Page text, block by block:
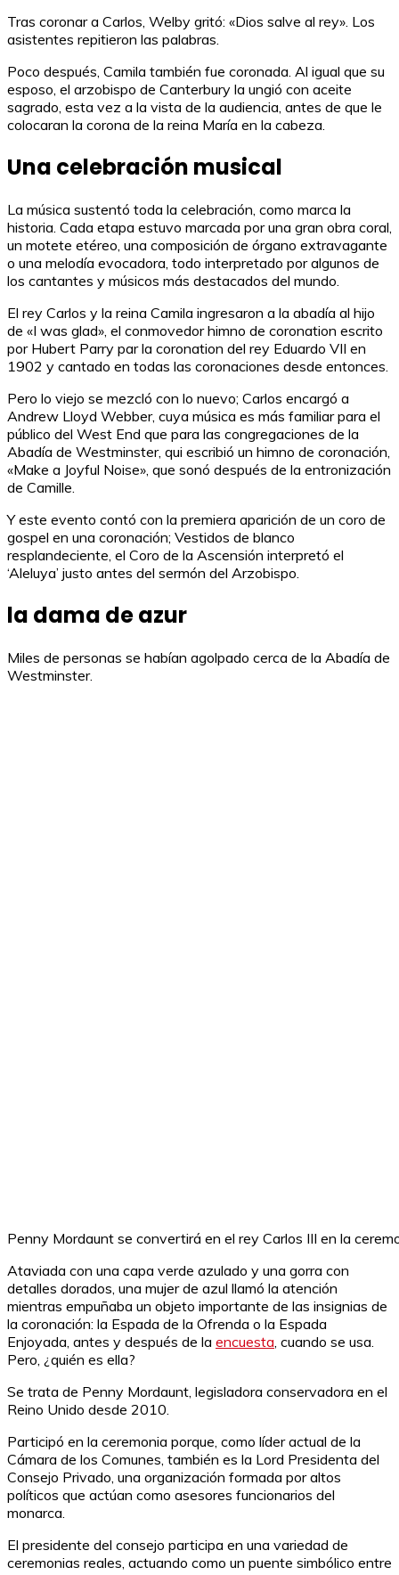
Tras coronar a Carlos, Welby gritó: «Dios salve al rey». Los
asistentes repitieron las palabras.
Poco después, Camila también fue coronada. Al igual que su
esposo, el arzobispo de Canterbury la ungió con aceite
sagrado, esta vez a la vista de la audiencia, antes de que le
colocaran la corona de la reina María en la cabeza.
Una celebración musical
La música sustentó toda la celebración, como marca la
historia. Cada etapa estuvo marcada por una gran obra coral,
un motete etéreo, una composición de órgano extravagante
o una melodía evocadora, todo interpretado por algunos de
los cantantes y músicos más destacados del mundo.
El rey Carlos y la reina Camila ingresaron a la abadía al hijo
de «I was glad», el conmovedor himno de coronation escrito
por Hubert Parry par la coronation del rey Eduardo VII en
1902 y cantado en todas las coronaciones desde entonces.
Pero lo viejo se mezcló con lo nuevo; Carlos encargó a
Andrew Lloyd Webber, cuya música es más familiar para el
público del West End que para las congregaciones de la
Abadía de Westminster, qui escribió un himno de coronación,
«Make a Joyful Noise», que sonó después de la entronización
de Camille.
Y este evento contó con la premiera aparición de un coro de
gospel en una coronación; Vestidos de blanco
resplandeciente, el Coro de la Ascensión interpretó el
‘Aleluya’ justo antes del sermón del Arzobispo.
la dama de azur
Miles de personas se habían agolpado cerca de la Abadía de
Westminster.
Penny Mordaunt se convertirá en el rey Carlos III en la
Ataviada con una capa verde azulado y una gorra con
detalles dorados, una mujer de azul llamó la atención
mientras empuñaba un objeto importante de las insignias de
la coronación: la Espada de la Ofrenda o la Espada
Enjoyada, antes y después de la encuesta , cuando se usa.
Pero, ¿quién es ella?
Se trata de Penny Mordaunt, legisladora conservadora en el
Reino Unido desde 2010.
Participó en la ceremonia porque, como líder actual de la
Cámara de los Comunes, también es la Lord Presidenta del
Consejo Privado, una organización formada por altos
políticos que actúan como asesores funcionarios del
monarca.
El presidente del consejo participa en una variedad de
ceremonias reales, actuando como un puente simbólico entre